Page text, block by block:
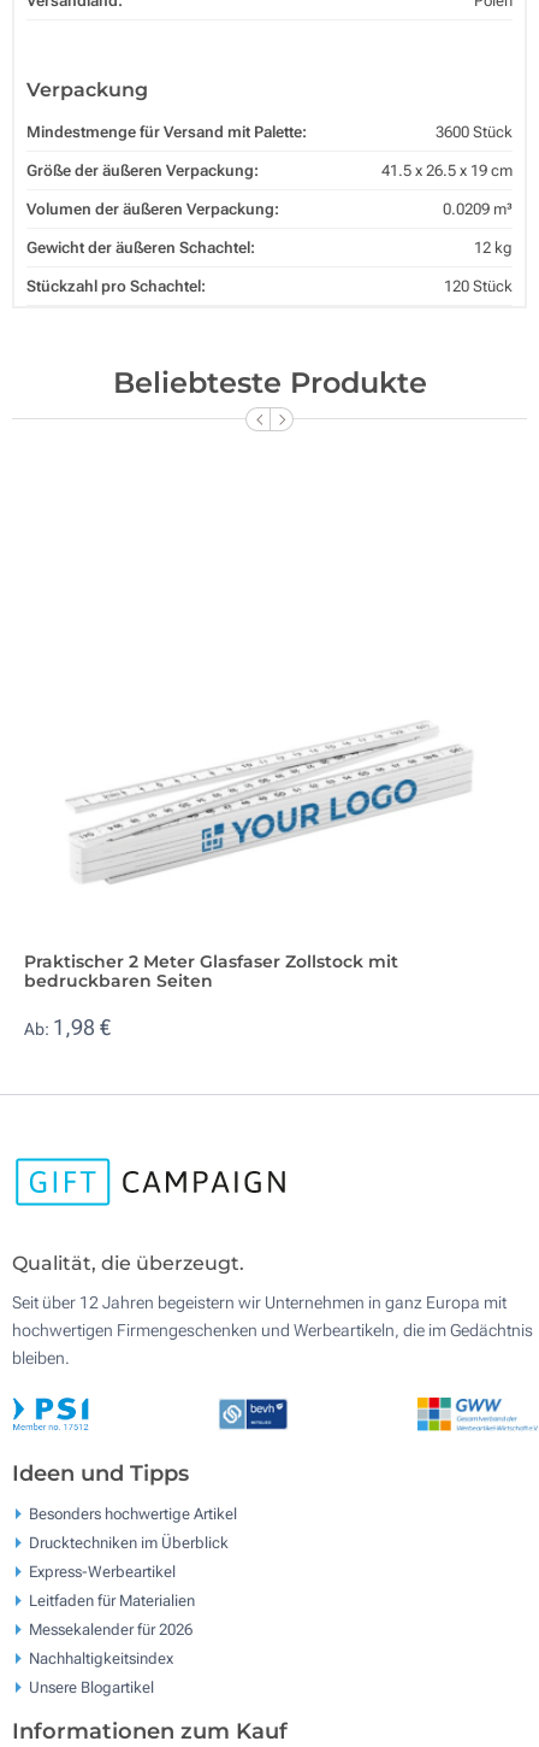
Verpackung
Mindestmenge für Versand mit Palette: 3600 Stück
Größe der äußeren Verpackung: 41.5 x 26.5 x 19 cm
Volumen der äußeren Verpackung: 0.0209 m³
Gewicht der äußeren Schachtel: 12 kg
Stückzahl pro Schachtel: 120 Stück
Beliebteste Produkte
Praktischer 2 Meter Glasfaser Zollstock mit
bedruckbaren Seiten
Ab: 1,98 €
Qualität, die überzeugt.
Seit über 12 Jahren begeistern wir Unternehmen in ganz Europa mit
hochwertigen Firmengeschenken und Werbeartikeln, die im Gedächtnis
bleiben.
Ideen und Tipps
Besonders hochwertige Artikel
Drucktechniken im Überblick
Express-Werbeartikel
Leitfaden für Materialien
Messekalender für 2026
Nachhaltigkeitsindex
Unsere Blogartikel
Informationen zum Kauf